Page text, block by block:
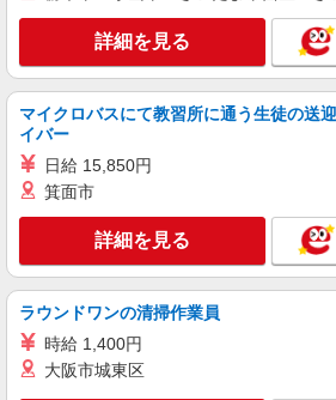
詳細を見る
マイクロバスにて教習所に通う生徒の送
イバー
日給 15,850円
箕面市
詳細を見る
ラウンドワンの清掃作業員
時給 1,400円
大阪市城東区